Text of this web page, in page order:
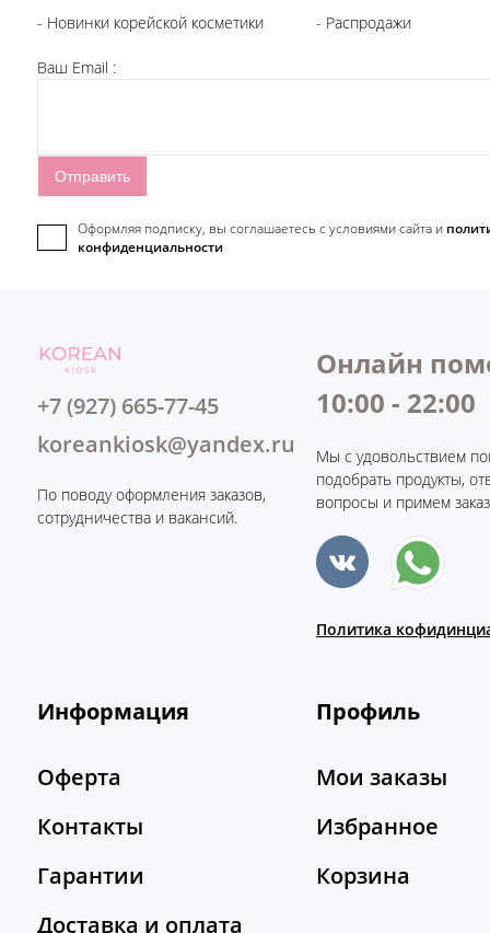
- Новинки корейской косметики
- Распродажи
Ваш Email :
Оформляя подписку, вы соглашаетесь c условиями сайта и
конфиденциальности
+7 (927) 665-77-45
koreankiosk@yandex.ru
По поводу оформления заказов,
сотрудничества и вакансий.
Онлайн
10:00 - 22:00
Мы с удовольствием
подобрать продукты,
вопросы и примем
Политика
Информация
Оферта
Контакты
Гарантии
Доставка и оплата
Профиль
Мои заказы
Избранное
Корзина